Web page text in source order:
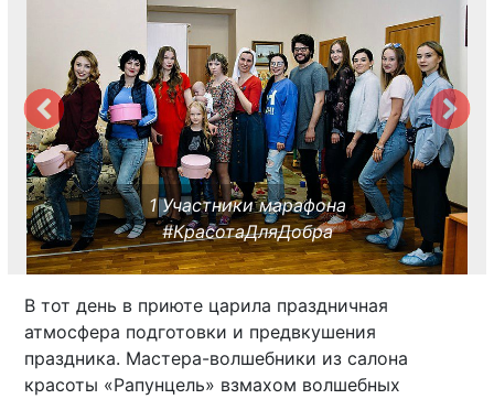
1 Участники марафона
#КрасотаДляДобра
В тот день в приюте царила праздничная
атмосфера подготовки и предвкушения
праздника. Мастера-волшебники из салона
красоты «Рапунцель» взмахом волшебных